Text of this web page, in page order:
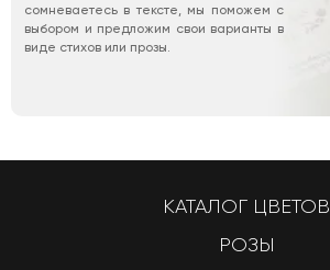
сомневаетесь в тексте, мы поможем с
выбором и предложим свои варианты в
виде стихов или прозы.
КАТАЛОГ ЦВЕТОВ
РОЗЫ